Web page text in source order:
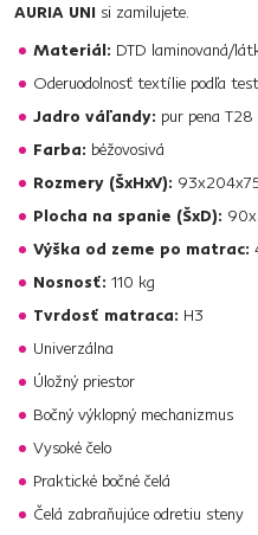
AURIA UNI si zamilujete.
Materiál: DTD laminovaná/
Oderuodolnosť textílie podľa
Jadro váľandy: pur pena T28
Farba: béžovosivá
Rozmery (ŠxHxV):
Plocha na spanie (ŠxD):
Výška od zeme po matrac:
Nosnosť: 110 kg
Tvrdosť matraca: H3
Univerzálna
Úložný priestor
Bočný výklopný mechanizmus
Vysoké čelo
Praktické bočné čelá
Čelá zabraňujúce odretiu steny